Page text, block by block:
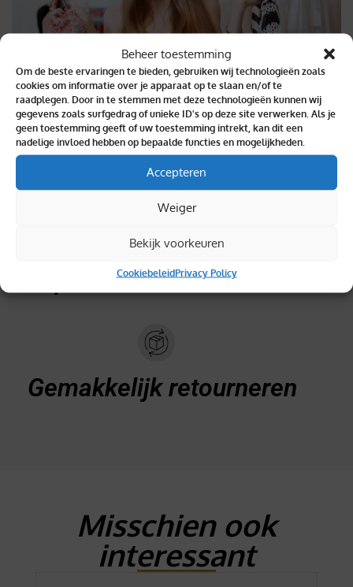
Beheer toestemming
Om de beste ervaringen te bieden, gebruiken wij technologieën zoals
cookies om informatie over je apparaat op te slaan en/of te
raadplegen. Door in te stemmen met deze technologieën kunnen wij
gegevens zoals surfgedrag of unieke ID's op deze site verwerken. Als je
geen toestemming geeft of uw toestemming intrekt, kan dit een
nadelige invloed hebben op bepaalde functies en mogelijkheden.
Accepteren
Weiger
Bekijk voorkeuren
CookiebeleidPrivacy Policy
Binnen 2 dagen geleverd
Topkwaliteit verzekerd
Gemakkelijk retourneren
Misschien ook
interessant